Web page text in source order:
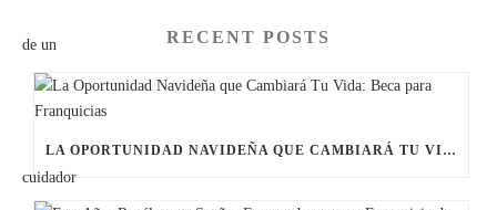
RECENT POSTS
LA OPORTUNIDAD NAVIDEÑA QUE CAMBIARÁ TU VIDA: BECA PARA FRANQUICIAS